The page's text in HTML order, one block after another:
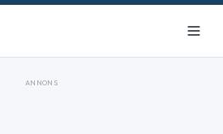
ANNONS